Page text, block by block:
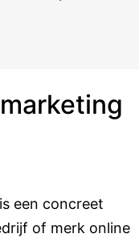
een concreet
of merk online